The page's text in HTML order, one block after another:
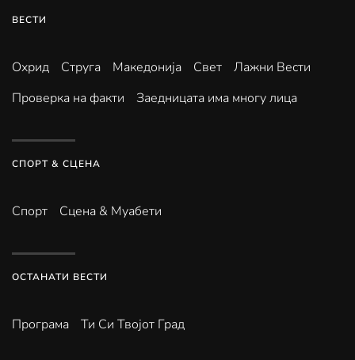
ВЕСТИ
Охрид Струга Македонија Свет
Лажни Вести
Проверка на факти
Заедницата има многу лица
СПОРТ & СЦЕНА
Спорт Сцена & Муабети
ОСТАНАТИ ВЕСТИ
Програма Ти Си Твојот Град